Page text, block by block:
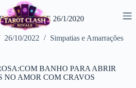
TARDE DE 26/1/2020
26/10/2022 Simpatias e Amarrações
BANHO PARA ABRIR
NO AMOR COM CRAVOS